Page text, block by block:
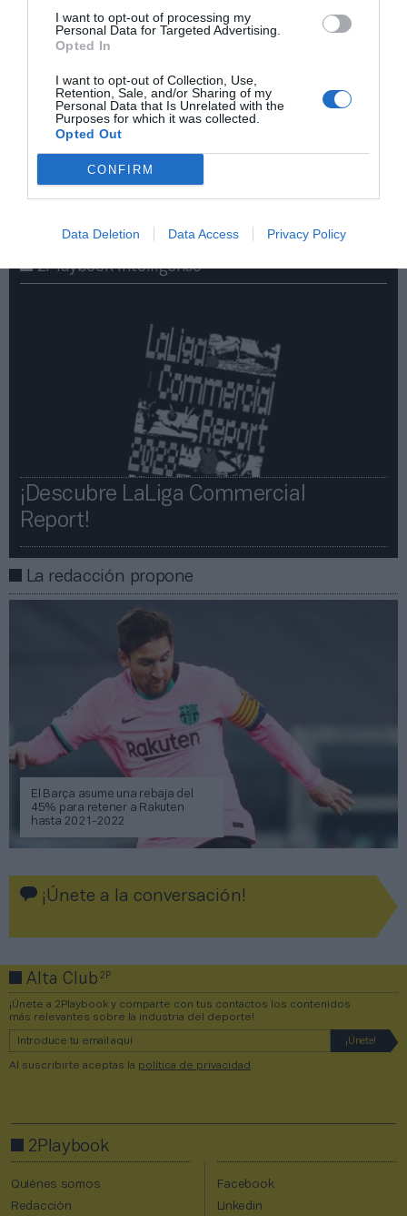
I want to opt-out of processing my
Personal Data for Targeted Advertising.
Opted In
I want to opt-out of Collection, Use,
Retention, Sale, and/or Sharing of my
Personal Data that Is Unrelated with the
Purposes for which it was collected.
Opted Out
CONFIRM
Data Deletion Data Access Privacy Policy
¡Haz click aquí y accede sin límites a contenidos
2Playbook Intelligence
¡Descubre LaLiga Commercial
Report!​​
La redacción propone
El Barça asume una rebaja del
45% para retener a Rakuten
hasta 2021-2022
¡Únete a la conversación!
Alta Club2P
¡Únete a 2Playbook y comparte con tus contactos los contenidos
más relevantes sobre la industria del deporte!
Al suscribirte aceptas la política de privacidad
2Playbook
Quiénes somos
Redacción
Facebook
Linkedin